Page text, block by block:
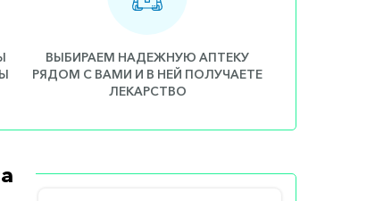
ВЫБИРАЕМ НАДЕЖНУЮ АПТЕКУ
РЯДОМ С ВАМИ И В НЕЙ ПОЛУЧАЕТЕ
ЛЕКАРСТВО